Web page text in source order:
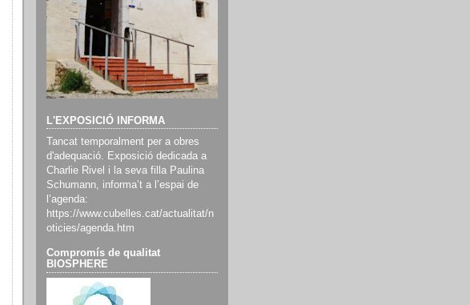
L'EXPOSICIÓ INFORMA
Tancat temporalment per a obres
d'adequació. Exposició dedicada a
Charlie Rivel i la seva filla Paulina
Schumann, informa’t a l’espai de
l’agenda:
https://www.cubelles.cat/actualitat/n
oticies/agenda.htm
Compromís de qualitat
BIOSPHERE